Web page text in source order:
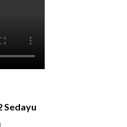
Sedayu